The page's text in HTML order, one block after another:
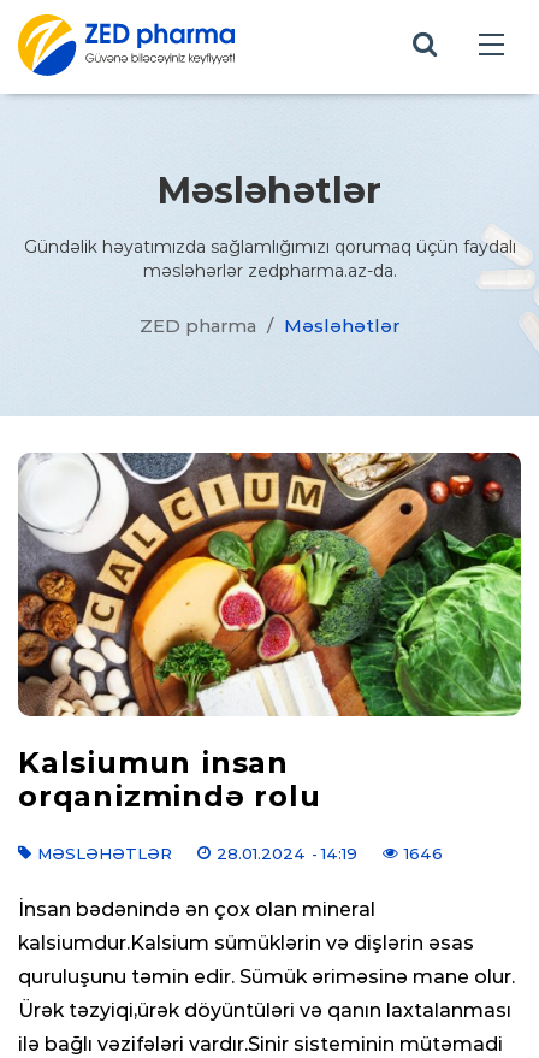
Məsləhətlər
Gündəlik həyatımızda sağlamlığımızı qorumaq üçün faydalı
məsləhərlər zedpharma.az-da.
ZED pharma / Məsləhətlər
Kalsiumun insan
orqanizmində rolu
MƏSLƏHƏTLƏR 28.01.2024 - 14:19 1646
İnsan bədənində ən çox olan mineral
kalsiumdur.Kalsium sümüklərin və dişlərin əsas
quruluşunu təmin edir. Sümük əriməsinə mane olur.
Ürək təzyiqi,ürək döyüntüləri və qanın laxtalanması
ilə bağlı vəzifələri vardır.Sinir sisteminin mütəmadi